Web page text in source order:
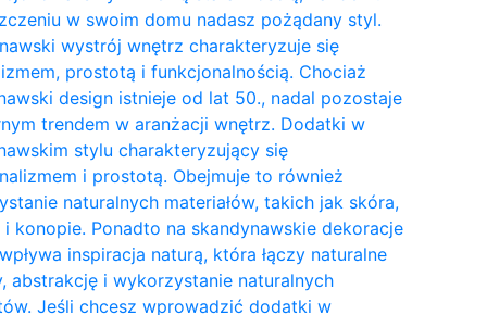
w swoim domu nadasz pożądany styl.
wystrój wnętrz charakteryzuje się
prostotą i funkcjonalnością. Chociaż
design istnieje od lat 50., nadal pozostaje
trendem w aranżacji wnętrz. Dodatki w
stylu charakteryzujący się
i prostotą. Obejmuje to również
naturalnych materiałów, takich jak skóra,
konopie. Ponadto na skandynawskie dekoracje
inspiracja naturą, która łączy naturalne
abstrakcję i wykorzystanie naturalnych
Jeśli chcesz wprowadzić dodatki w